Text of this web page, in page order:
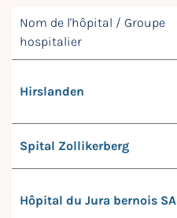
Nom de l'hôpital / Groupe
hospitalier
Hirslanden
Spital Zollikerberg
Hôpital du Jura bernois SA